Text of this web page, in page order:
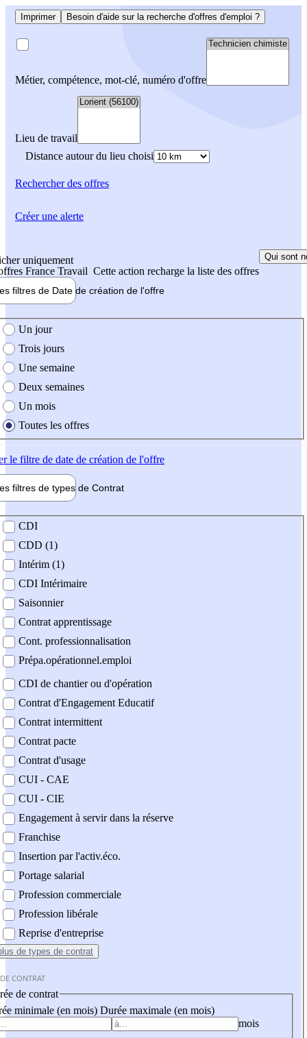
Imprimer Besoin d'aide sur la recherche d'offres d'emploi ?
Métier, compétence, mot-clé, numéro d'offre
Lieu de travail
Distance autour du lieu choisi
Rechercherdes offres
uniquement
France Travail Cette action recharge la liste des offres
Qui sont
filtres de Date de création de l'offre
création de l'offre
Un jour
Trois jours
Une semaine
Deux semaines
Un mois
Toutes les offres
le filtre de date de création de l'offre
filtres de types de Contrat
contrat
CDI
CDD (1)
Intérim (1)
CDI Intérimaire
Saisonnier
Contrat apprentissage
Cont. professionnalisation
Prépa.opérationnel.emploi
CDI de chantier ou d'opération
Contrat d'Engagement Educatif
Contrat intermittent
Contrat pacte
Contrat d'usage
CUI - CAE
CUI - CIE
Engagement à servir dans la réserve
Franchise
Insertion par l'activ.éco.
Portage salarial
Profession commerciale
Profession libérale
Reprise d'entreprise
de types de contrat
CONTRAT
de contrat
minimale (en mois) Durée maximale (en mois)
mois
Créer une alerte